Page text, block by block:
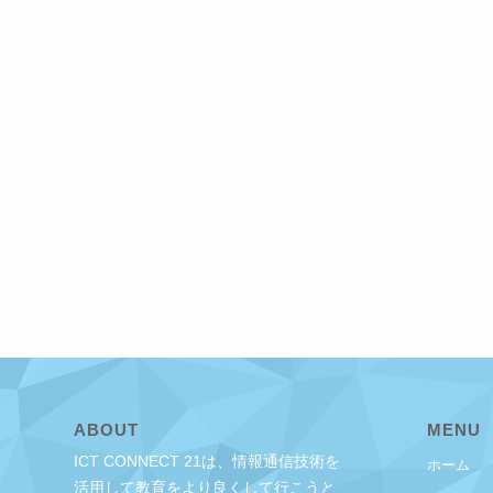
ABOUT
ICT CONNECT 21は、情報通信技術を
活用して教育をより良くして行こうと
MENU
ホーム